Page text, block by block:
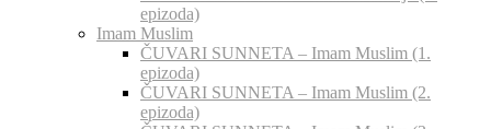
epizoda)
Imam Muslim
ČUVARI SUNNETA – Imam Muslim (1.
epizoda)
ČUVARI SUNNETA – Imam Muslim (2.
epizoda)